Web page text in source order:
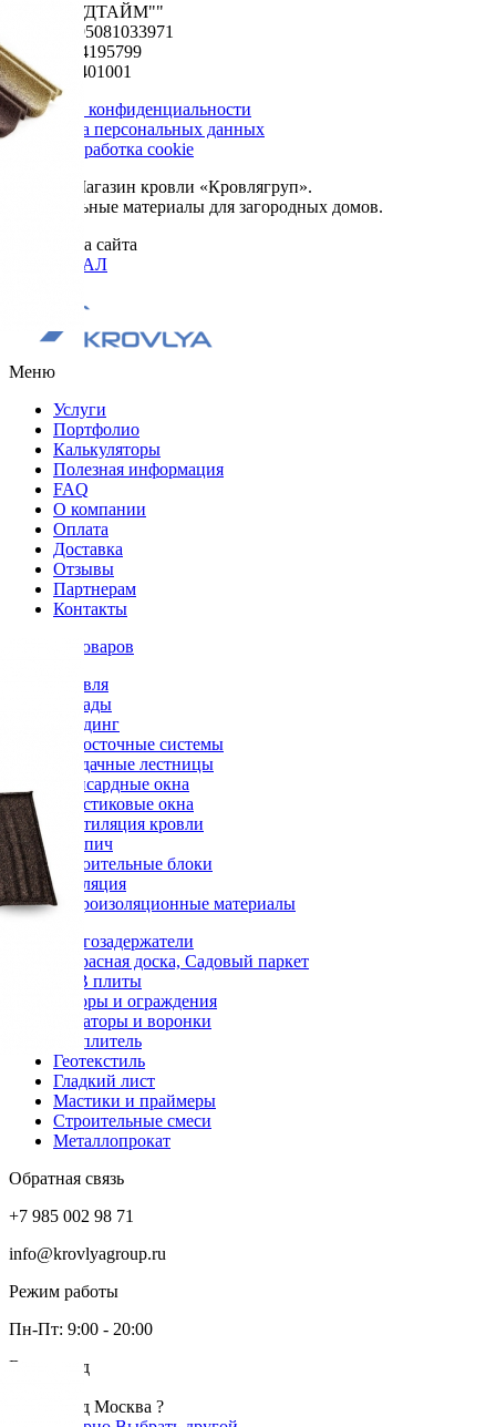
ООО "ФУДТАЙМ""
ОГРН 1195081033971
ИНН 5024195799
КПП 502401001
Политика конфиденциальности
Обработка персональных данных
Сбор и обработка cookie
© 2026. Магазин кровли «Кровлягруп».
Строительные материалы для загородных домов.
Разработка сайта
ОРИГИНАЛ
Меню
Услуги
Портфолио
Калькуляторы
Полезная информация
FAQ
О компании
Оплата
Доставка
Отзывы
Партнерам
Контакты
Каталог товаров
Кровля
Фасады
Сайдинг
Водосточные системы
Чердачные лестницы
Мансардные окна
Пластиковые окна
Вентиляция кровли
Кирпич
Строительные блоки
Изоляция
Гидроизоляционные материалы
Снегозадержатели
Террасная доска, Садовый паркет
OSB плиты
Заборы и ограждения
Аэраторы и воронки
Утеплитель
Геотекстиль
Гладкий лист
Мастики и праймеры
Строительные смеси
Металлопрокат
Обратная связь
+7 985 002 98 71
info@krovlyagroup.ru
Режим работы
Пн-Пт: 9:00 - 20:00
Ваш город
Ваш город Москва ?